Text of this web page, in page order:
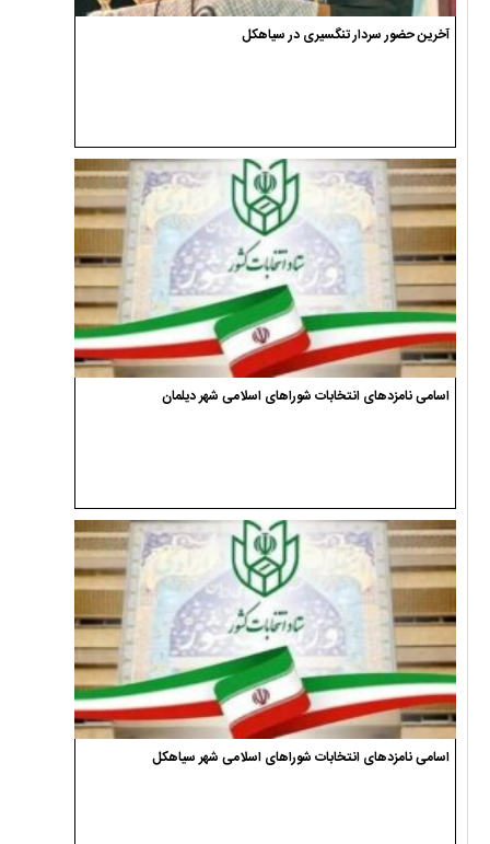
آخرین حضور سردار تنگسیری در سیاهکل
اسامی نامزدهای انتخابات شوراهای اسلامی شهر دیلمان
اسامی نامزدهای انتخابات شوراهای اسلامی شهر سیاهکل